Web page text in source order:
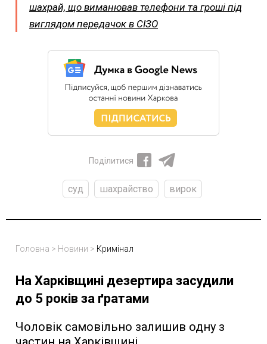
шахрай, що виманював телефони та гроші під
виглядом передачок в СІЗО
Поділитися
суд шахрайство вирок
Головна > Новини > Кримінал
На Харківщині дезертира засудили
до 5 років за ґратами
Чоловік самовільно залишив одну з